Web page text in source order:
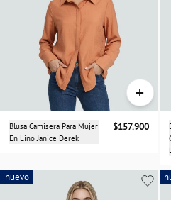
+
Blusa Camisera Para Mujer
En Lino Janice Derek
$157.900
nuevo